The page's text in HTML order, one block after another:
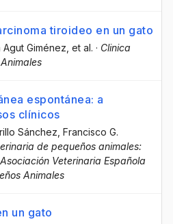
tiroideo en un gato
Agut Giménez , et al. · Clinica
espontánea: a
clínicos
Sánchez , Francisco G.
de pequeños animales:
Veterinaria Española
Animales
un gato